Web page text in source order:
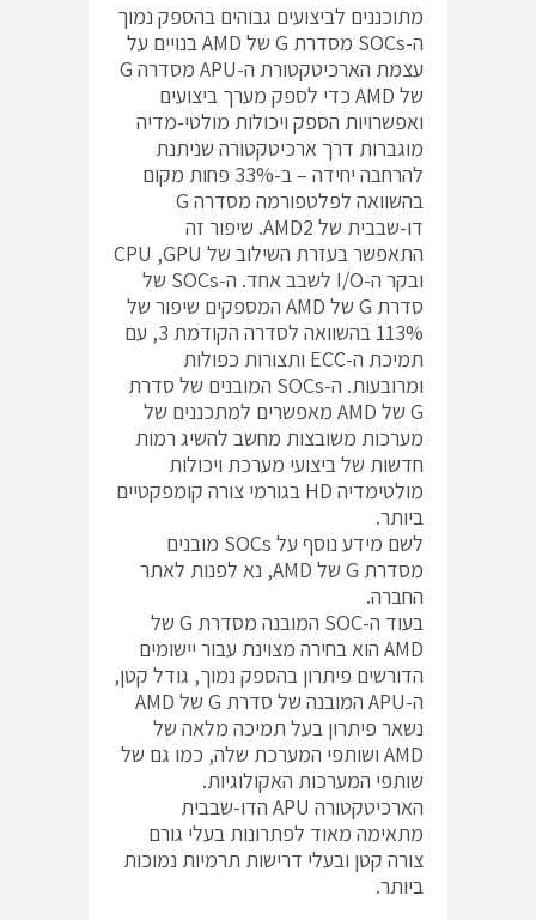
מתוכננים לביצועים גבוהים בהספק נמוך
ה-SOCs מסדרת G של AMD בנויים על
עצמת הארכיטקטורת ה-APU מסדרה G
של AMD כדי לספק מערך ביצועים
ואפשרויות הספק ויכולות מולטי-מדיה
מוגברות דרך ארכיטקטורה שניתנת
להרחבה יחידה – ב-33% פחות מקום
בהשוואה לפלטפורמה מסדרה G
דו-שבבית של AMD2. שיפור זה
התאפשר בעזרת השילוב של CPU ,GPU
ובקר ה-I/O לשבב אחד. ה-SOCs של
סדרת G של AMD המספקים שיפור של
113% בהשוואה לסדרה הקודמת 3, עם
תמיכת ה-ECC ותצורות כפולות
ומרובעות. ה-SOCs המובנים של סדרת
G של AMD מאפשרים למתכננים של
מערכות משובצות מחשב להשיג רמות
חדשות של ביצועי מערכת ויכולות
מולטימדיה HD בגורמי צורה קומפקטיים
ביותר.
לשם מידע נוסף על SOCs מובנים
מסדרת G של AMD, נא לפנות לאתר
החברה.
בעוד ה-SOC המובנה מסדרת G של
AMD הוא בחירה מצוינת עבור יישומים
הדורשים פיתרון בהספק נמוך, גודל קטן,
ה-APU המובנה של סדרת G של AMD
נשאר פיתרון בעל תמיכה מלאה של
AMD ושותפי המערכת שלה, כמו גם של
שותפי המערכות האקולוגיות.
הארכיטקטורה APU הדו-שבבית
מתאימה מאוד לפתרונות בעלי גורם
צורה קטן ובעלי דרישות תרמיות נמוכות
ביותר.